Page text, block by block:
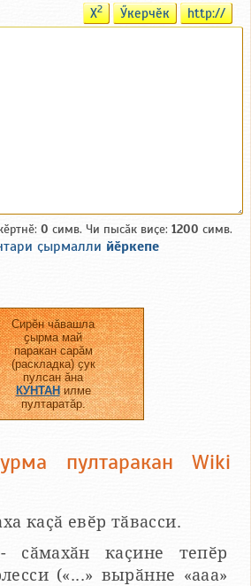
X2 Ӳкерчӗк http://
0 симв. Чи пысӑк виҫе: 1200 симв.
ҫырмалли йӗркепе
Сирӗн чӑвашла
ҫырма май
паракан сарӑм
(раскладка) ҫук
пулсан ӑна
КУНТАНилме
пултаратӑр.
пултаракан Wiki
каҫӑ евӗр тӑвасси.
- сӑмахӑн каҫине тепӗр
(«...» вырӑнне «ааа»